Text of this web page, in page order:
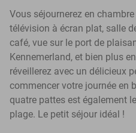
Vous séjournerez en
télévision à écran plat, salle
café, vue sur le port de
Kennemerland, et bien plus
réveillerez avec un délicieux
commencer votre journée en
quatre pattes est également
plage. Le petit séjour idéal !